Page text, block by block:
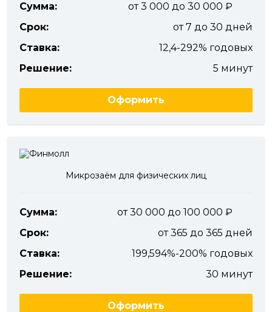
Сумма:
от 3 000 до 30 000
Срок:
от 7 до 30 дней
Ставка:
12,4-292% годовых
Решение:
5 минут
Оформить
Микрозаём для физических лиц
Сумма:
от 30 000 до 100 000
Срок:
от 365 до 365 дней
Ставка:
199,594%-200% годовых
Решение:
30 минут
Оформить